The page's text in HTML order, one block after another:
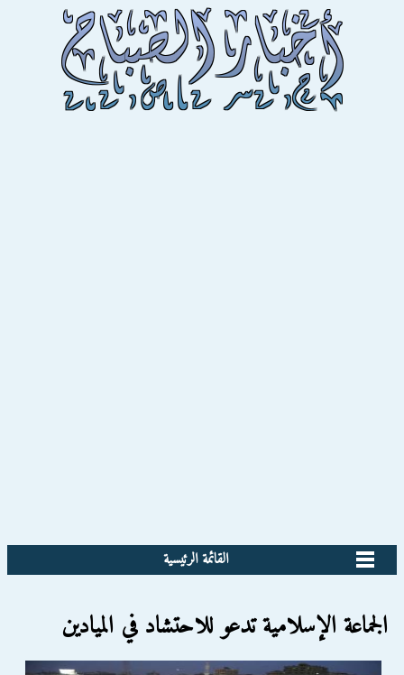
القائمة الرئيسية
الجماعة الإسلامية تدعو للاحتشاد في الميادين